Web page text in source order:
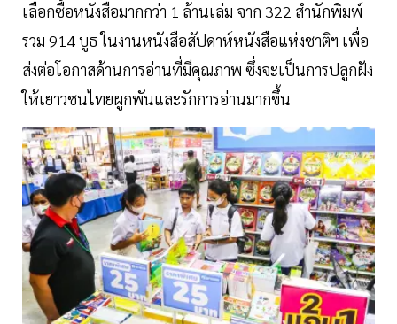
เลือกซื้อหนังสือมากกว่า 1 ล้านเล่ม จาก 322 สำนักพิมพ์
รวม 914 บูธ ในงานหนังสือสัปดาห์หนังสือแห่งชาติฯ เพื่อ
ส่งต่อโอกาสด้านการอ่านที่มีคุณภาพ ซึ่งจะเป็นการปลูกฝัง
ให้เยาวชนไทยผูกพันและรักการอ่านมากขึ้น